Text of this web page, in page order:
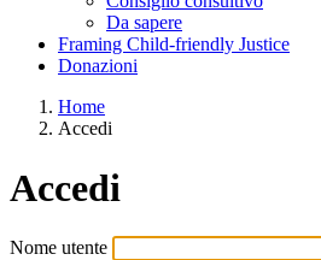
Da sapere
Framing Child-friendly Justice
Donazioni
Home
Accedi
Accedi
Nome utente